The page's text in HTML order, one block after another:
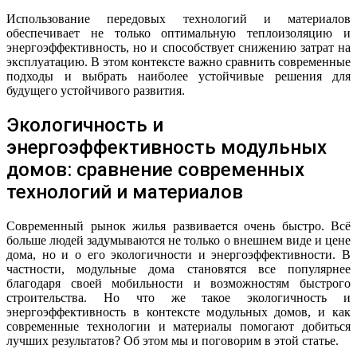
Использование передовых технологий и материалов
обеспечивает не только оптимальную теплоизоляцию и
энергоэффективность, но и способствует снижению затрат на
эксплуатацию. В этом контексте важно сравнить современные
подходы и выбрать наиболее устойчивые решения для
будущего устойчивого развития.
Экологичность и
энергоэффективность модульных
домов: сравнение современных
технологий и материалов
Современный рынок жилья развивается очень быстро. Всё
больше людей задумываются не только о внешнем виде и цене
дома, но и о его экологичности и энергоэффективности. В
частности, модульные дома становятся все популярнее
благодаря своей мобильности и возможностям быстрого
строительства. Но что же такое экологичность и
энергоэффективность в контексте модульных домов, и как
современные технологии и материалы помогают добиться
лучших результатов? Об этом мы и поговорим в этой статье.